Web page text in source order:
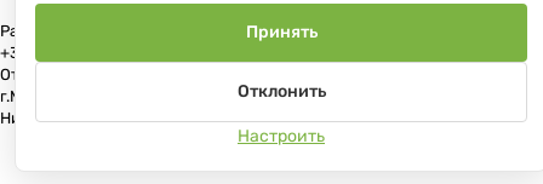
Рассмотрение обращений потребителей, телефон +375 (17) 361-10-80,
+375 (29) 191-10-80, +375 (29) 544-10-00, e-mail: info@danko.by
Отдел торговли и услуг Администрации Первомайского района
г.Минска: тел. +375(17)215-14-65, Начальник отдела: Жакович Юлия
Николаевна
Настроить
Отклонить
Принять